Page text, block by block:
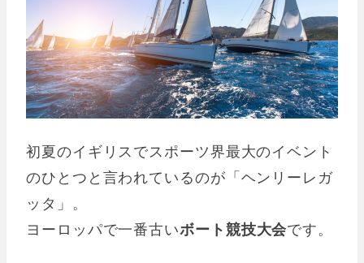
初夏のイギリスでスポーツ界最大のイベント
のひとつと言われているのが「ヘンリーレガ
ッタ」。
ヨーロッパで一番古いボート競技大会です。